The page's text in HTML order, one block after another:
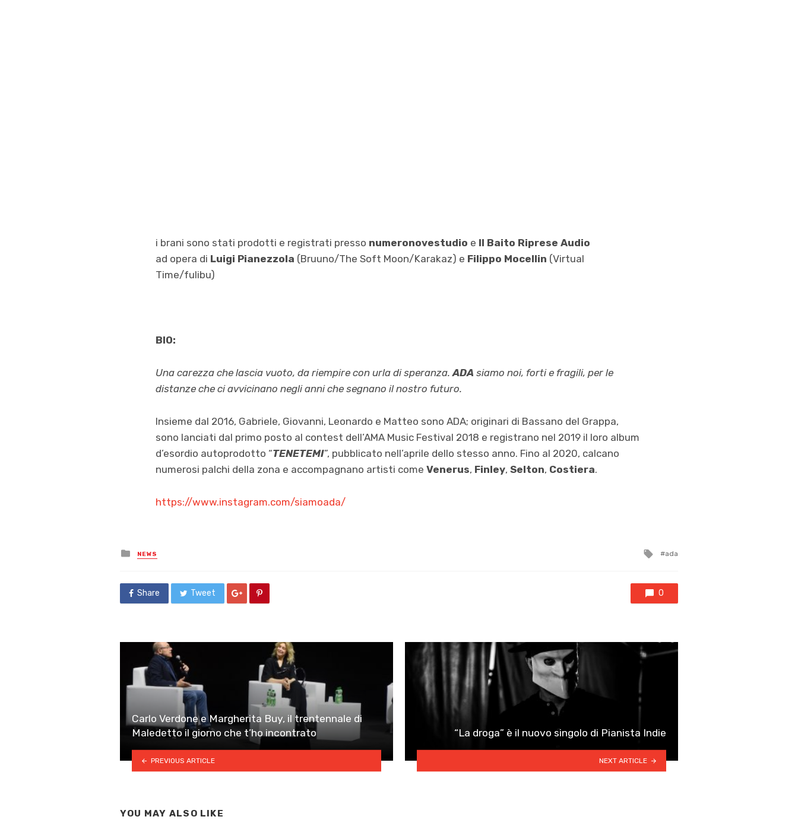
i brani sono stati prodotti e registrati presso numeronovestudio e Il Baito Riprese Audio
ad opera di Luigi Pianezzola (Bruuno/The Soft Moon/Karakaz) e Filippo Mocellin (Virtual
Time/fulibu)
BIO:
Una carezza che lascia vuoto, da riempire con urla di speranza.ADA siamo noi, forti e fragili, per le
distanze che ci avvicinano negli anni che segnano il nostro futuro.
Insieme dal 2016, Gabriele, Giovanni, Leonardo e Matteo sono ADA; originari di Bassano del Grappa,
sono lanciati dal primo posto al contest dell’AMA Music Festival 2018 e registrano nel 2019 il loro album
d’esordio autoprodotto “TENETEMI”, pubblicato nell’aprile dello stesso anno. Fino al 2020, calcano
numerosi palchi della zona e accompagnano artisti come Venerus, Finley, Selton, Costiera.
https://www.instagram.com/siamoada/
Posted
in
NEWS
Tagged
ada
Share Tweet 0
Carlo Verdone e Margherita Buy, il trentennale di
Maledetto il giorno che t’ho incontrato
PREVIOUS ARTICLE
“La droga” è il nuovo singolo di Pianista Indie
NEXT ARTICLE
YOU MAY ALSO LIKE